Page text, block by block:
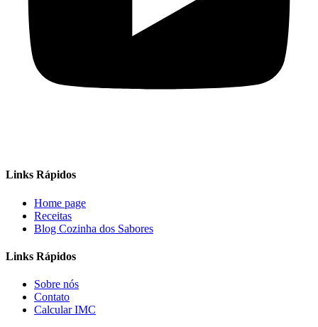
Links Rápidos
Home page
Receitas
Blog Cozinha dos Sabores
Links Rápidos
Sobre nós
Contato
Calcular IMC